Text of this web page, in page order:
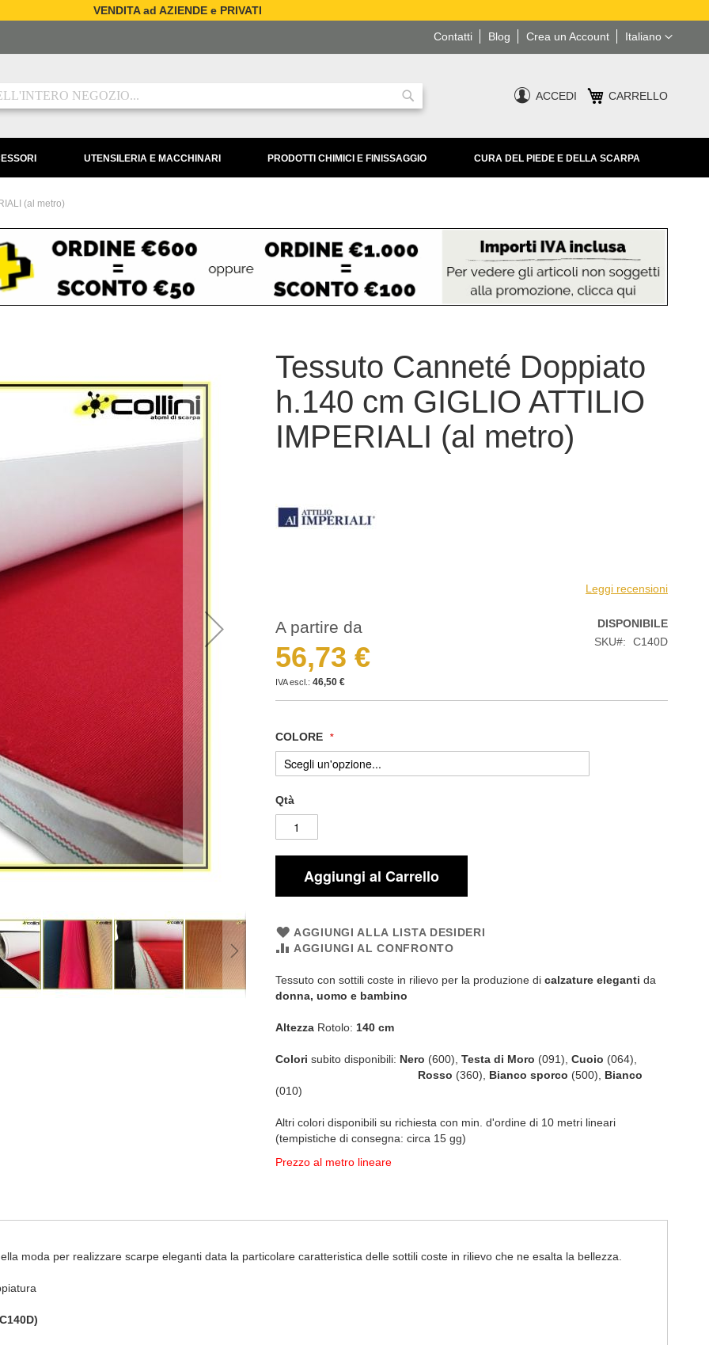
VENDITA ad AZIENDE e PRIVATI
Lingua
Italiano
Blog Crea un Account
Contatti
Ricerca
ACCEDI CARRELLO
UTENSILERIA E MACCHINARI PRODOTTI CHIMICI E FINISSAGGIO CURA DEL PIEDE E DELLA SCARPA
(al metro)
Tessuto Canneté Doppiato
h.140 cm GIGLIO ATTILIO
IMPERIALI (al metro)
Leggi recensioni
A partire da
56,73 €
46,50 €
DISPONIBILE
SKU
C140D
COLORE
Qtà
Aggiungi al Carrello
AGGIUNGI ALLA LISTA DESIDERI
AGGIUNGI AL CONFRONTO
Tessuto con sottili coste in rilievo per la produzione di calzature eleganti da
donna, uomo e bambino
Altezza Rotolo: 140 cm
Colori subito disponibili: Nero (600), Testa di Moro (091), Cuoio (064),
Rosso (360), Bianco sporco (500),
Bianco
(010)
Altri colori disponibili su richiesta con min. d'ordine di 10 metri lineari
(tempistiche di consegna: circa 15 gg)
Prezzo al metro lineare
moda per realizzare scarpe eleganti data la particolare caratteristica delle sottili coste in rilievo che ne esalta la bellezza.